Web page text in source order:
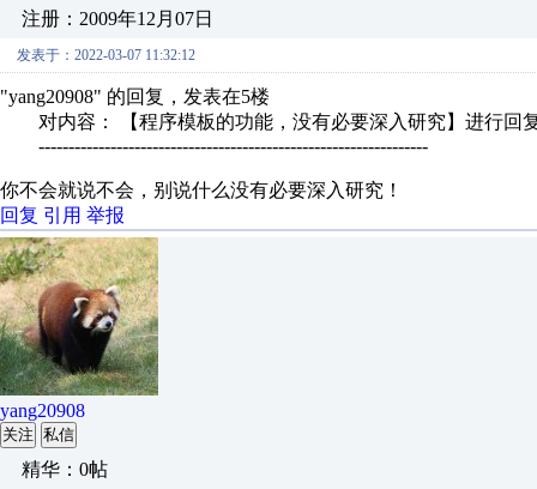
注册：2009年12月07日
发表于：2022-03-07 11:32:12
"yang20908" 的回复，发表在5楼
对内容： 【程序模板的功能，没有必要深入研究】进行回
-----------------------------------------------------------------
你不会就说不会，别说什么没有必要深入研究！
回复 引用 举报
yang20908
关注 私信
精华：0帖